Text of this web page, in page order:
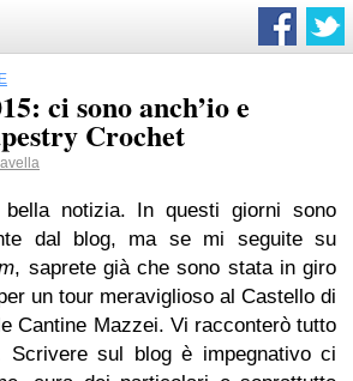
ci sono anch’io e
Crochet
notizia. In questi giorni sono
dal blog, ma se mi seguite su
, saprete già che sono stata in giro
un tour meraviglioso al Castello di
Cantine Mazzei. Vi racconterò tutto
Scrivere sul blog è impegnativo ci